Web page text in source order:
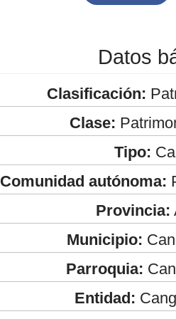
Datos
Clasificación:
Clase:
Tipo:
Comunidad autónoma:
Provincia:
Municipio:
Parroquia:
Entidad: